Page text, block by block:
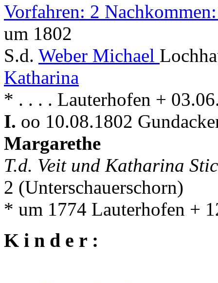
Vorfahren: 2
um 1802
S.d. Weber Michael
Katharina
* . . . . Lauterhofen +
I. oo 10.08.1802
Margarethe
T.d. Veit und Katharina
2 (Unterschauerschorn)
* um 1774 Lauterhofen +
K i n d e r :